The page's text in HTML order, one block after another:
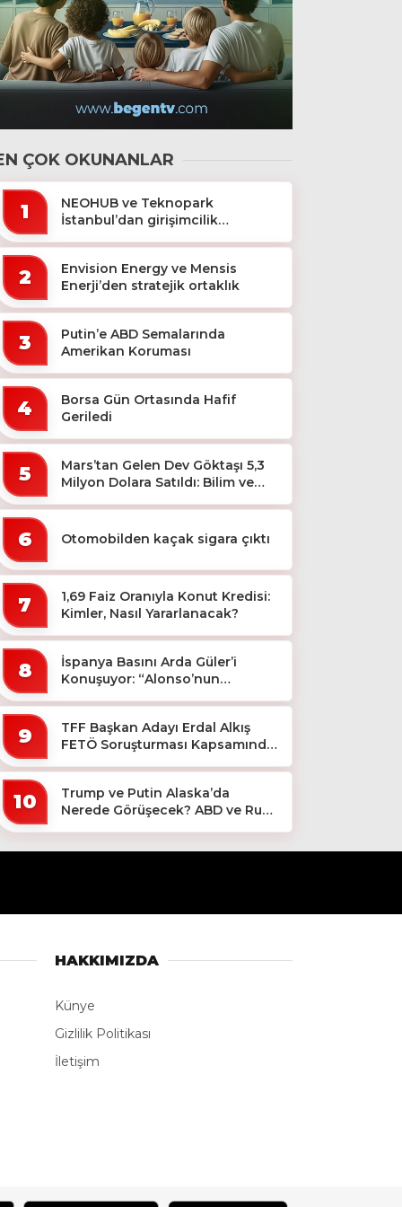
ÇOK OKUNANLAR
1
NEOHUB ve Teknopark
İstanbul’dan girişimcilik
2
Envision Energy ve Mensis
Enerji’den stratejik ortaklık
3
Putin’e ABD Semalarında
Amerikan Koruması
4
Borsa Gün Ortasında Hafif
Geriledi
5
Mars’tan Gelen Dev Göktaşı 5,3
Milyon Dolara Satıldı: Bilim ve
6 Otomobilden kaçak sigara çıktı
7
1,69 Faiz Oranıyla Konut Kredisi:
Kimler, Nasıl Yararlanacak?
8
İspanya Basını Arda Güler’i
Konuşuyor: “Alonso’nun
9
TFF Başkan Adayı Erdal Alkış
FETÖ Soruşturması Kapsamında
10
Trump ve Putin Alaska’da
Nerede Görüşecek? ABD ve Rus
HAKKIMIZDA
Künye
Gizlilik Politikası
İletişim